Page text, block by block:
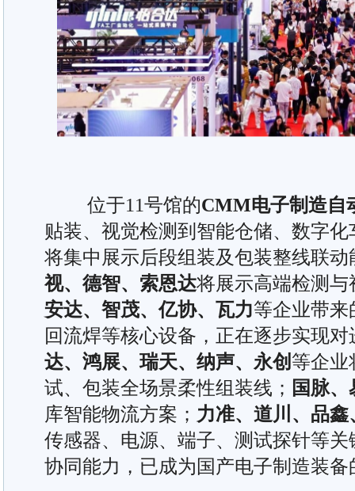
位于11号馆的CMM电子制造自
贴装、视觉检测到智能仓储、数字
将集中展示后段组装及包装整线联动
视、德智、索恩达将展示高端检测与
安达、智茂、亿协、瓦力等企业带来
回流焊等核心设备，正在逐步实现
达、鸿展、瑞天、纳声、永创 等企业
试、包装全场景柔性组装线； 国脉、
库智能物流方案； 力准、道川、品
传感器、电源、端子、测试探针等
协同能力，已成为国产电子制造装